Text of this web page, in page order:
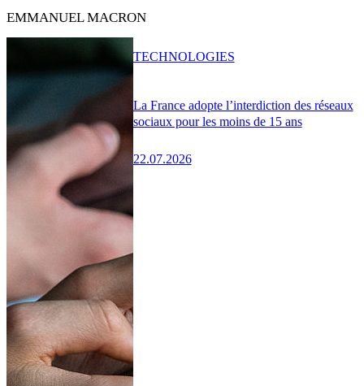
EMMANUEL MACRON
La France adopte l’interdiction des réseaux
sociaux pour les moins de 15 ans
22.07.2026
TECHNOLOGIES